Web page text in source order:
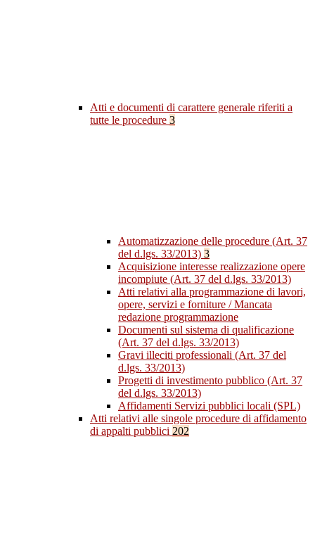
Atti e documenti di carattere generale riferiti a
tutte le procedure 3
Automatizzazione delle procedure (Art. 37
del d.lgs. 33/2013) 3
Acquisizione interesse realizzazione opere
incompiute (Art. 37 del d.lgs. 33/2013)
Atti relativi alla programmazione di lavori,
opere, servizi e forniture / Mancata
redazione programmazione
Documenti sul sistema di qualificazione
(Art. 37 del d.lgs. 33/2013)
Gravi illeciti professionali (Art. 37 del
d.lgs. 33/2013)
Progetti di investimento pubblico (Art. 37
del d.lgs. 33/2013)
Affidamenti Servizi pubblici locali (SPL)
Atti relativi alle singole procedure di affidamento
di appalti pubblici 202